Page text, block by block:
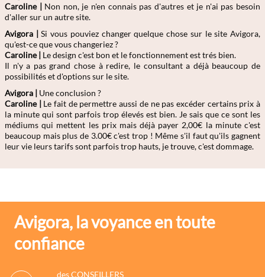
Caroline| Non non, je n'en connais pas d'autres et je n'ai pas besoin
d'aller sur un autre site.
Avigora | Si vous pouviez changer quelque chose sur le site Avigora,
qu'est-ce que vous changeriez ?
Caroline| Le design c'est bon et le fonctionnement est trés bien.
Il n'y a pas grand chose à redire, le consultant a déjà beaucoup de
possibilités et d'options sur le site.
Avigora | Une conclusion ?
Caroline| Le fait de permettre aussi de ne pas excéder certains prix à
la minute qui sont parfois trop élevés est bien. Je sais que ce sont les
médiums qui mettent les prix mais déjà payer 2,00€ la minute c'est
beaucoup mais plus de 3.00€ c'est trop ! Même s'il faut qu'ils gagnent
leur vie leurs tarifs sont parfois trop hauts, je trouve, c'est dommage.
Avigora, la voyance en toute
confiance
des CONSEILLERS